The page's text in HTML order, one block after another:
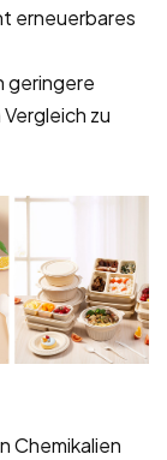
erneuerbares
geringere
zu
Chemikalien